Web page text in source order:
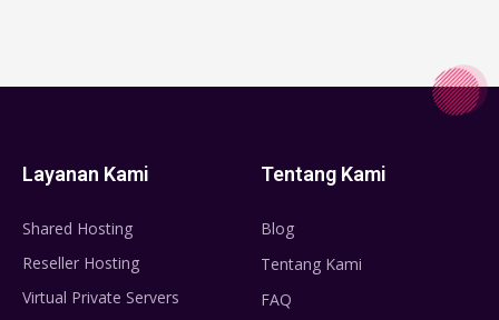
Layanan Kami
Shared Hosting
Reseller Hosting
Virtual Private Servers
Tentang Kami
Blog
Tentang Kami
FAQ